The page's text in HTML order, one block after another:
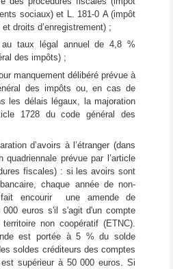
sociaux) et L. 181-0 A (impôt
droits d’enregistrement) ;
taux légal annuel de 4,8 %
des impôts) ;
manquement délibéré prévue à
des impôts ou, en cas de
les délais légaux, la majoration
1728 du code général des
d’avoirs à l’étranger (dans
prévue par l’article
fiscales) : si les avoirs sont
chaque année de non-
fait encourir une amende de
euros s'il s'agit d'un compte
non coopératif (ETNC).
est portée à 5 % du solde
soldes créditeurs des comptes
supérieur à 50 000 euros. Si